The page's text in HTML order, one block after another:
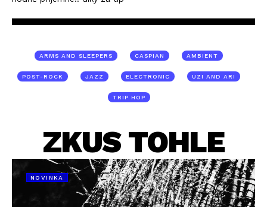
ARMS AND SLEEPERS CASPIAN AMBIENT
POST-ROCK JAZZ ELECTRONIC UZI AND ARI
TRIP HOP
ZKUS TOHLE
NOVINKA